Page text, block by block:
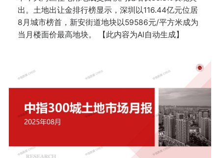
出。土地出让金排行榜显示，深圳以116.44亿元位居
8月城市榜首，新安街道地块以59586元/平方米成为
当月楼面价最高地块。 【此内容为AI自动生成】